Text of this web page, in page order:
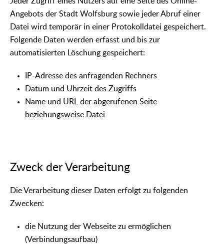
Angebots der Stadt Wolfsburg sowie jeder Abruf einer
Datei wird temporär in einer Protokolldatei gespeichert.
Folgende Daten werden erfasst und bis zur
automatisierten Löschung gespeichert:
IP-Adresse des anfragenden Rechners
Datum und Uhrzeit des Zugriffs
Name und URL der abgerufenen Seite
beziehungsweise Datei
Zweck der Verarbeitung
Die Verarbeitung dieser Daten erfolgt zu folgenden
Zwecken:
die Nutzung der Webseite zu ermöglichen
(Verbindungsaufbau)